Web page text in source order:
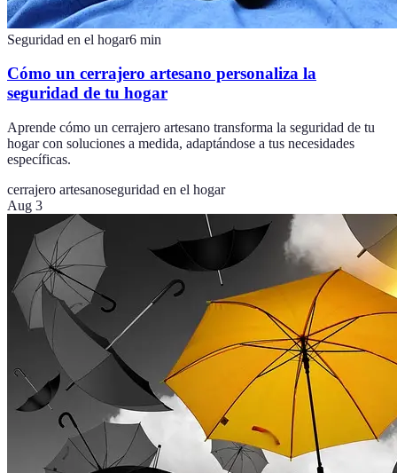
Seguridad en el hogar6 min
Cómo un cerrajero artesano personaliza la
seguridad de tu hogar
Aprende cómo un cerrajero artesano transforma la seguridad de tu
hogar con soluciones a medida, adaptándose a tus necesidades
específicas.
cerrajero artesanoseguridad en el hogar
Aug 3